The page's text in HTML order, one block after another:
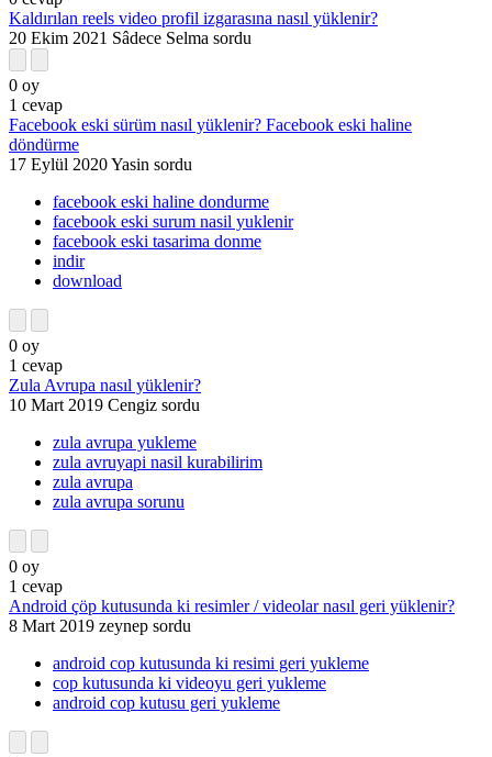
Kaldırılan reels video profil izgarasına nasıl yüklenir?
20 Ekim 2021 Sâdece Selma sordu
0 oy
1 cevap
Facebook eski sürüm nasıl yüklenir? Facebook eski haline
döndürme
17 Eylül 2020Yasin sordu
facebook eski haline dondurme
facebook eski surum nasil yuklenir
facebook eski tasarima donme
indir
download
0 oy
1 cevap
Zula Avrupa nasıl yüklenir?
10 Mart 2019 Cengiz sordu
zula avrupa yukleme
zula avruyapi nasil kurabilirim
zula avrupa
zula avrupa sorunu
0 oy
1 cevap
Android çöp kutusunda ki resimler / videolar nasıl geri yüklenir?
8 Mart 2019 zeynep sordu
android cop kutusunda ki resimi geri yukleme
cop kutusunda ki videoyu geri yukleme
android cop kutusu geri yukleme